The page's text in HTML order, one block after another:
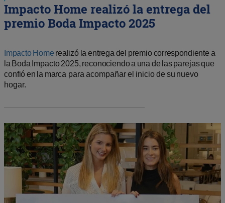
Impacto Home realizó la entrega del
premio Boda Impacto 2025
Impacto Home realizó la entrega del premio correspondientea
la Boda Impacto 2025, reconociendoa una de lasparejasque
confióen la marca para acompañarel iniciode su nuevo
hogar.